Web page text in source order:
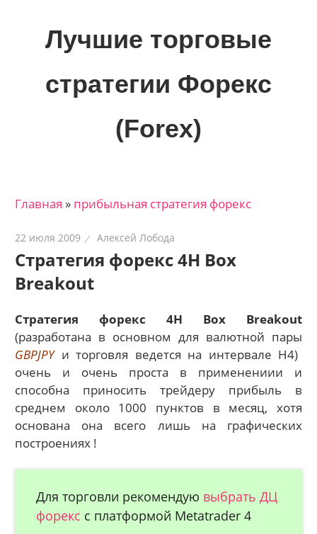
Лучшие торговые
стратегии Форекс
(Forex)
трейдеров
финансовых
рынках:
стратегии,
новости…
Главная » прибыльная стратегия форекс
22 июля 2009 Алексей Лобода
Стратегия форекс 4H Box
Breakout
Стратегия форекс 4H Box Breakout
(разработана в основном для валютной пары
GBPJPY и торговля ведется на интервале H4)
очень и очень проста в применениии и
способна приносить трейдеру прибыль в
среднем около 1000 пунктов в месяц, хотя
основана она всего лишь на графических
построениях !
Для торговли рекомендую выбрать ДЦ
форекс с платформой Metatrader 4